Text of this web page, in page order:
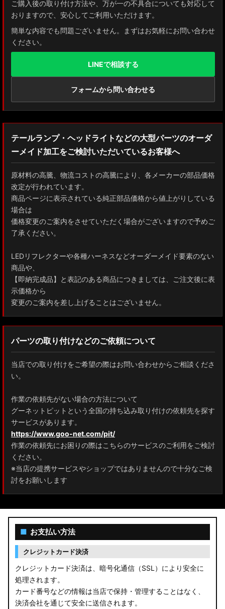
ご購入後の取り付け方法や、万が一の不具合についても対応して
おりますので、安心してご利用いただけます。
簡単な内容でも問題ございません。まずはお気軽にお問い合わせ
ください。
LINEで相談する
フォームから問い合わせる
テールランプ・ヘッドライトなどの大型パーツのオーダ
ーメイド加工をご検討いただいているお客様へ
原材料の高騰、物流コストの高騰により、各メーカーの部品価格
改定が行われています。
商品ページに表示されている純正部品価格から値上がりしている
場合は
価格変更のご案内をさせていただく場合がございますので予めご
了承ください。
LEDリフレクターや各種ハーネスなどオーダーメイド要素のない
商品や、
【即納完成品】と表記のある商品につきましては、ご注文後に表
示価格から
変更のご案内を差し上げることはございません。
パーツの取り付けなどのご依頼について
当店での取り付けをご希望の際はお問い合わせからご相談くださ
い。
作業の依頼先がない場合の方法について
グーネットピットという全国の持ち込み取り付けの依頼先を探す
サービスがあります。
https://www.goo-net.com/pit/
作業の依頼先にお困りの際はこちらのサービスのご利用をご検討
ください。
※当店の提携サービスやショップではありませんので十分なご検
討をお願いします
■ お支払い方法
クレジットカード決済
クレジットカード決済は、暗号化通信（SSL）により安全に
処理されます。
カード番号などの情報は当店で保持・管理することはなく、
決済会社を通じて安全に送信されます。